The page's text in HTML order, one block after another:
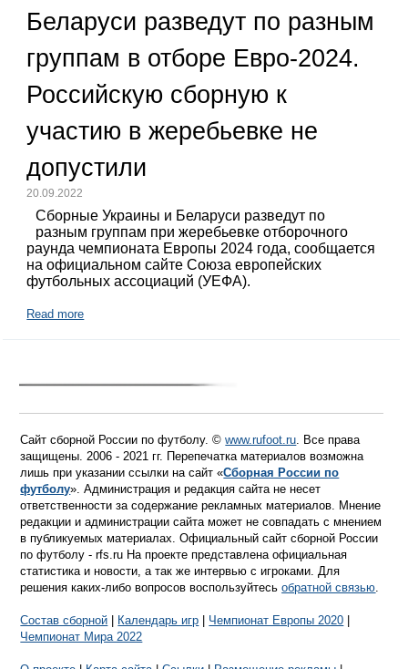
Беларуси разведут по разным
группам в отборе Евро-2024.
Российскую сборную к
участию в жеребьевке не
допустили
20.09.2022
Сборные Украины и Беларуси разведут по
разным группам при жеребьевке отборочного
раунда чемпионата Европы 2024 года, сообщается
на официальном сайте Союза европейских
футбольных ассоциаций (УЕФА).
Read more
Сайт сборной России по футболу. ©www.rufoot.ru. Все права
защищены. 2006 - 2021 гг. Перепечатка материалов возможна
лишь при указании ссылки на сайт «Сборная России по
футболу». Администрация и редакция сайта не несет
ответственности за содержание рекламных материалов. Мнение
редакции и администрации сайта может не совпадать с мнением
в публикуемых материалах. Официальный сайт сборной России
по футболу - rfs.ru На проекте представлена официальная
статистика и новости, а так же интервью с игроками. Для
решения каких-либо вопросов воспользуйтесьобратной связью.
Состав сборной Календарь игр Чемпионат Европы 2020
Чемпионат Мира 2022